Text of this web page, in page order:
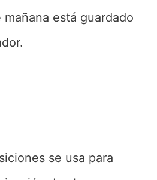
mañana está guardado
se usa para